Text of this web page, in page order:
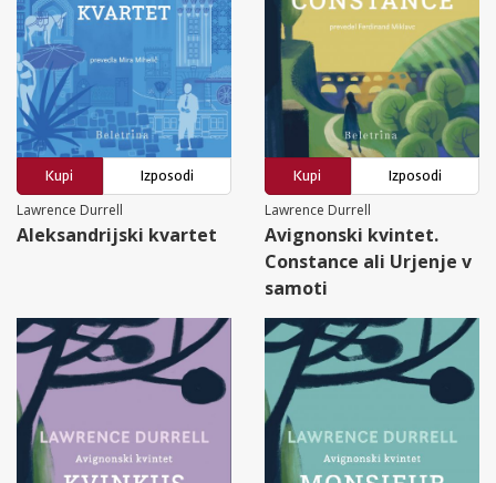
Kupi
Izposodi
Lawrence Durrell
Aleksandrijski kvartet
Kupi
Izposodi
Lawrence Durrell
Avignonski kvintet.
Constance ali Urjenje v
samoti